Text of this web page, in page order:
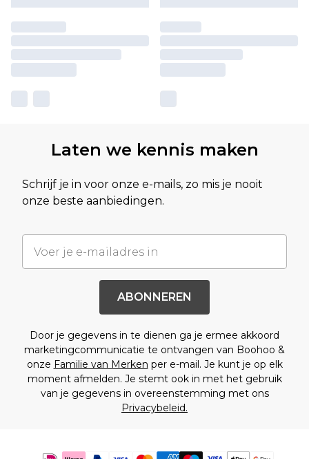
Laten we kennis maken
Schrijf je in voor onze e-mails, zo mis je nooit
onze beste aanbiedingen.
ABONNEREN
Door je gegevens in te dienen ga je ermee akkoord
marketingcommunicatie te ontvangen van Boohoo &
onze Familie van Merken per e-mail. Je kunt je op elk
moment afmelden. Je stemt ook in met het gebruik
van je gegevens in overeenstemming met ons
Privacybeleid.